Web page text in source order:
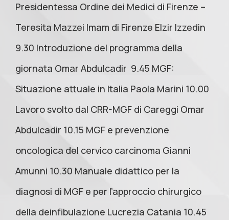
Presidentessa Ordine dei Medici di Firenze –
Teresita Mazzei Imam di Firenze Elzir Izzedin
9.30 Introduzione del programma della
giornata Omar Abdulcadir 9.45 MGF:
Situazione attuale in Italia Paola Marini 10.00
Lavoro svolto dal CRR-MGF di Careggi Omar
Abdulcadir 10.15 MGF e prevenzione
oncologica del cervico carcinoma Gianni
Amunni 10.30 Manuale didattico per la
diagnosi di MGF e per l’approccio chirurgico
della deinfibulazione Lucrezia Catania 10.45